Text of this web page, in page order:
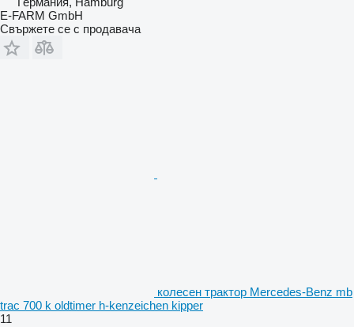
E-FARM GmbH
Свържете се с продавача
колесен трактор Mercedes-Benz mb
trac 700 k oldtimer h-kenzeichen kipper
11